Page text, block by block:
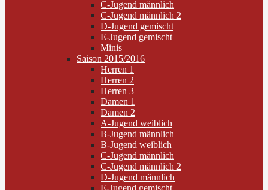
C-Jugend männlich
C-Jugend männlich 2
D-Jugend gemischt
E-Jugend gemischt
Minis
Saison 2015/2016
Herren 1
Herren 2
Herren 3
Damen 1
Damen 2
A-Jugend weiblich
B-Jugend männlich
B-Jugend weiblich
C-Jugend männlich
C-Jugend männlich 2
D-Jugend männlich
E-Jugend gemischt